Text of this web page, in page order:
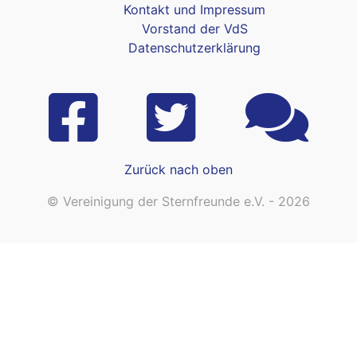
Kontakt und Impressum
Vorstand der VdS
Datenschutzerklärung
Zurück nach oben
© Vereinigung der Sternfreunde e.V. - 2026